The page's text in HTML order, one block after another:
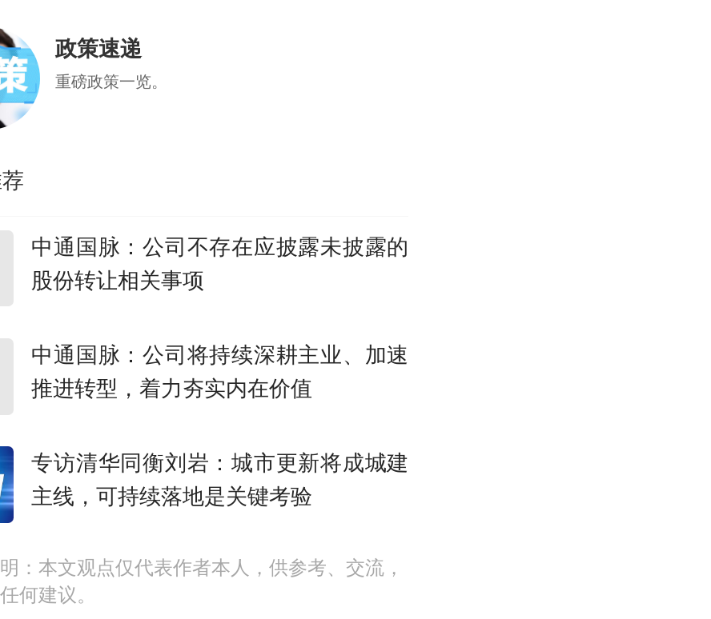
量超过2200万户。“这些指标都在全
一位。”孟凡利介绍。与此同时，广
创新能力连续9年全国第一，“深圳
—广州”创新集群跃居全球首位，居
起点，广东如何谋划未来？孟凡利
“十五五”时期是广东增创新优势、实
破的紧要时期。广东省“十五五”规划
》细化提出8个方面发展目标：一是
发展取得显著成效，全省生产总值
长5%左右；二是科技创新水平大幅
全社会研发经费投入年均增长5%；
乡区域发展更加协调，城乡居民人
政策速递
重磅政策一览。
中通国脉：公司不存在应披露未披露的
股份转让相关事项
中通国脉：公司将持续深耕主业、加速
推进转型，着力夯实内在价值
专访清华同衡刘岩：城市更新将成城建
主线，可持续落地是关键考验
：本文观点仅代表作者本人，供参考、交流，
何建议。